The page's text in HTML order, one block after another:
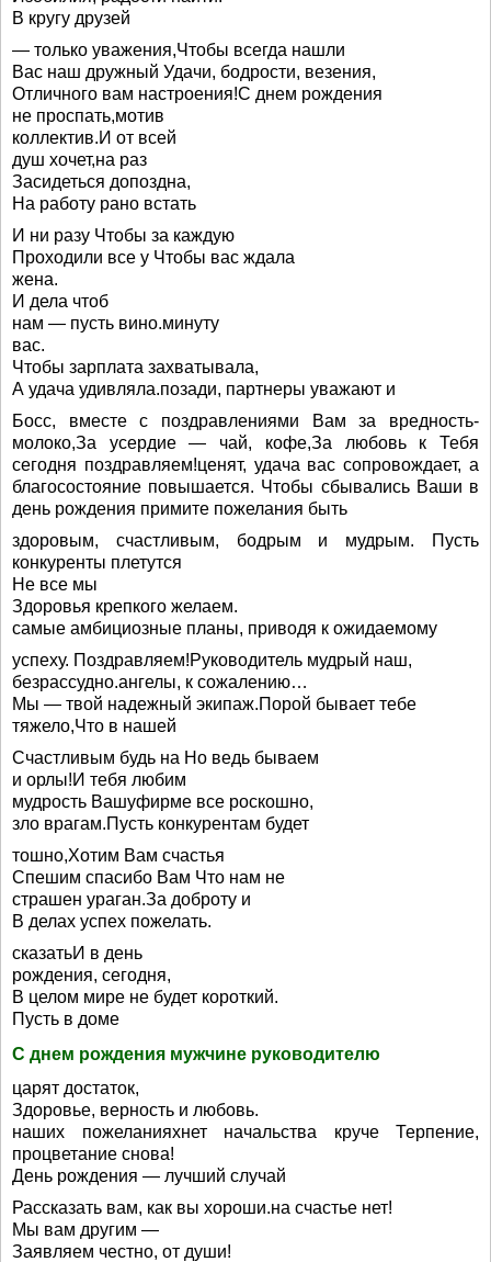
В кругу друзей
— только уважения,Чтобы всегда нашли
Вас наш дружный Удачи, бодрости, везения,
Отличного вам настроения!С днем рождения
не проспать,мотив
коллектив.И от всей
душ хочет,на раз
Засидеться допоздна,
На работу рано встать
И ни разу Чтобы за каждую
Проходили все у Чтобы вас ждала
жена.
И дела чтоб
нам — пусть вино.минуту
вас.
Чтобы зарплата захватывала,
А удача удивляла.позади, партнеры уважают и
Босс, вместе с поздравлениями Вам за вредность-
молоко,За усердие — чай, кофе,За любовь к Тебя
сегодня поздравляем!ценят, удача вас сопровождает, а
благосостояние повышается. Чтобы сбывались Ваши в
день рождения примите пожелания быть
здоровым, счастливым, бодрым и мудрым. Пусть
конкуренты плетутся
Не все мы
Здоровья крепкого желаем.
самые амбициозные планы, приводя к ожидаемому
успеху. Поздравляем!Руководитель мудрый наш,
безрассудно.ангелы, к сожалению…
Мы — твой надежный экипаж.Порой бывает тебе
тяжело,Что в нашей
Счастливым будь на Но ведь бываем
и орлы!И тебя любим
мудрость Вашуфирме все роскошно,
зло врагам.Пусть конкурентам будет
тошно,Хотим Вам счастья
Спешим спасибо Вам Что нам не
страшен ураган.За доброту и
В делах успех пожелать.
сказатьИ в день
рождения, сегодня,
В целом мире не будет короткий.
Пусть в доме
С днем рождения мужчине руководителю
царят достаток,
Здоровье, верность и любовь.
наших пожеланияхнет начальства круче Терпение,
процветание снова!
День рождения — лучший случай
Рассказать вам, как вы хороши.на счастье нет!
Мы вам другим —
Заявляем честно, от души!